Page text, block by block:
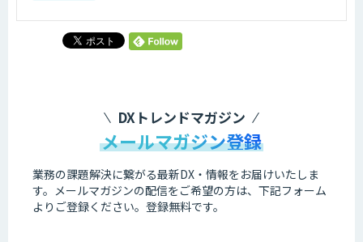
DXトレンドマガジン
メールマガジン登録
業務の課題解決に繋がる最新DX・情報をお届けいたしま
す。 メールマガジンの配信をご希望の方は、下記フォーム
よりご登録ください。登録無料です。